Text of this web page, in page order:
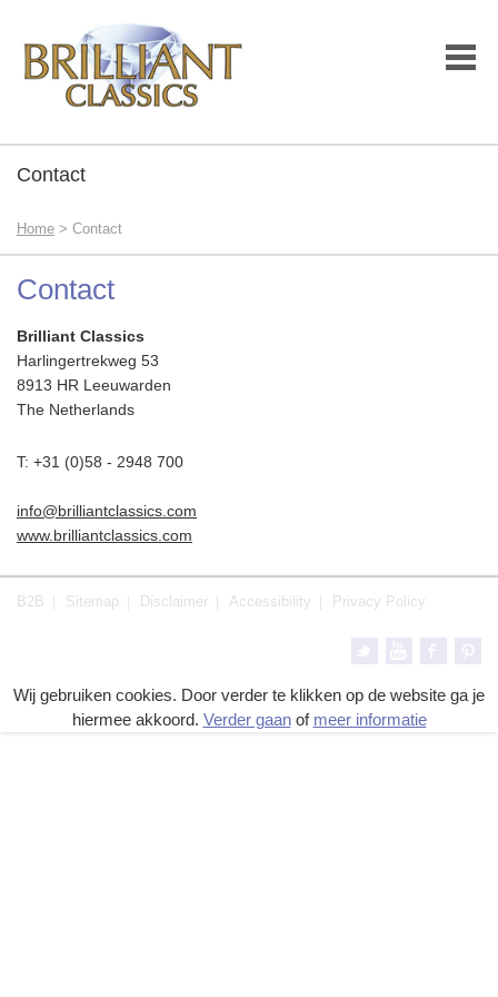
Contact
Home > Contact
Contact
Brilliant Classics
Harlingertrekweg 53
8913 HR Leeuwarden
The Netherlands
T: +31 (0)58 - 2948 700
info@brilliantclassics.com
www.brilliantclassics.com
B2B Sitemap Disclaimer Accessibility Privacy Policy
Wij gebruiken cookies. Door verder te klikken op de website ga je
hiermee akkoord. Verder gaanof meer informatie